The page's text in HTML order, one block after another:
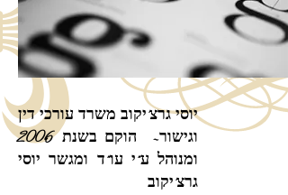
יוסי גרצ'יקוב משרד עורכי דין
וגישור- הוקם בשנת 2006
ומנוהל ע"י עו"ד ומגשר יוסי
גרצ'יקוב